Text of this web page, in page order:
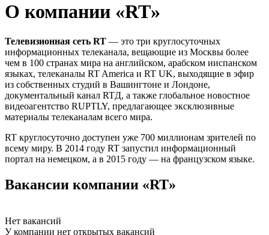
О компании «RT»
Телевизионная сеть RT — это три круглосуточных
информационных телеканала, вещающие из Москвы более
чем в 100 странах мира на английском, арабском ииспанском
языках, телеканалы RT America и RT UK, выходящие в эфир
из собственных студий в Вашингтоне и Лондоне,
документальный канал RTД, а также глобальное новостное
видеоагентство RUPTLY, предлагающее эксклюзивные
материалы телеканалам всего мира.
RT круглосуточно доступен уже 700 миллионам зрителей по
всему миру. В 2014 году RT запустил информационный
портал на немецком, а в 2015 году — на французском языке.
Вакансии компании «RT»
Нет вакансий
У компании нет открытых вакансий